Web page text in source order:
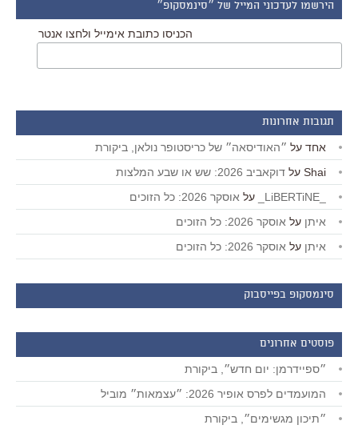
הירשמו לעדכוני המייל של ״סינמסקופ״
הכניסו כתובת אימייל ולחצו אנטר
תגובות אחרונות
אחד על ״האודיסאה״ של כריסטופר נולאן, ביקורת
Shai על דוקאביב 2026: שש או שבע המלצות
על אוסקר 2026: כל הזוכים
איתן על אוסקר 2026: כל הזוכים
איתן על אוסקר 2026: כל הזוכים
סינמסקופ בפייסבוק
פוסטים אחרונים
״ספיידרמן: יום חדש״, ביקורת
המועמדים לפרס אופיר 2026: ״עצמאות״ מוביל
״תיכון מגשימים״, ביקורת